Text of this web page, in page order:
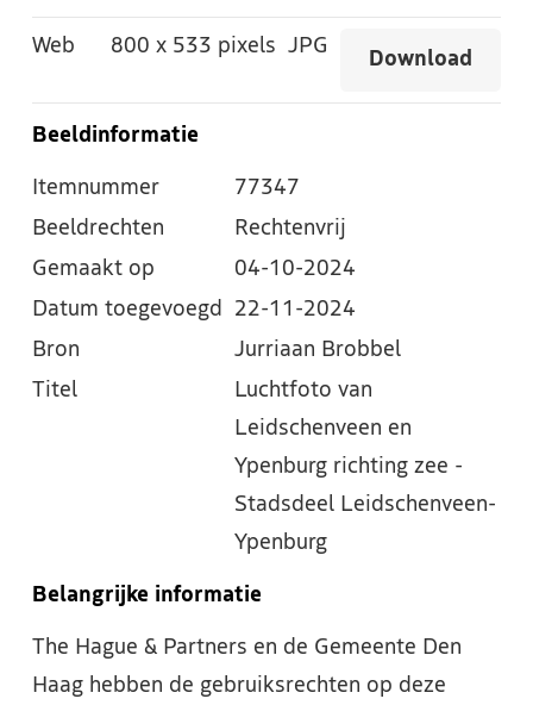
Web 800 x 533 pixels JPG
Download
Beeldinformatie
Itemnummer
77347
Beeldrechten
Rechtenvrij
Gemaakt op
04-10-2024
Datum toegevoegd
22-11-2024
Bron
Jurriaan Brobbel
Titel
Luchtfoto van
Leidschenveen en
Ypenburg richting zee -
Stadsdeel Leidschenveen-
Ypenburg
Belangrijke informatie
The Hague & Partners en de Gemeente Den
Haag hebben de gebruiksrechten op deze